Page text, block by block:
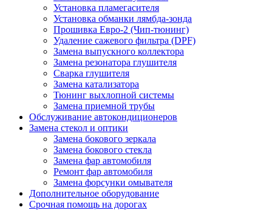
Установка пламегасителя
Установка обманки лямбда-зонда
Прошивка Евро-2 (Чип-тюнинг)
Удаление сажевого фильтра (DPF)
Замена выпускного коллектора
Замена резонатора глушителя
Сварка глушителя
Замена катализатора
Тюнинг выхлопной системы
Замена приемной трубы
Обслуживание автокондиционеров
Замена стекол и оптики
Замена бокового зеркала
Замена бокового стекла
Замена фар автомобиля
Ремонт фар автомобиля
Замена форсунки омывателя
Дополнительное оборудование
Срочная помощь на дорогах